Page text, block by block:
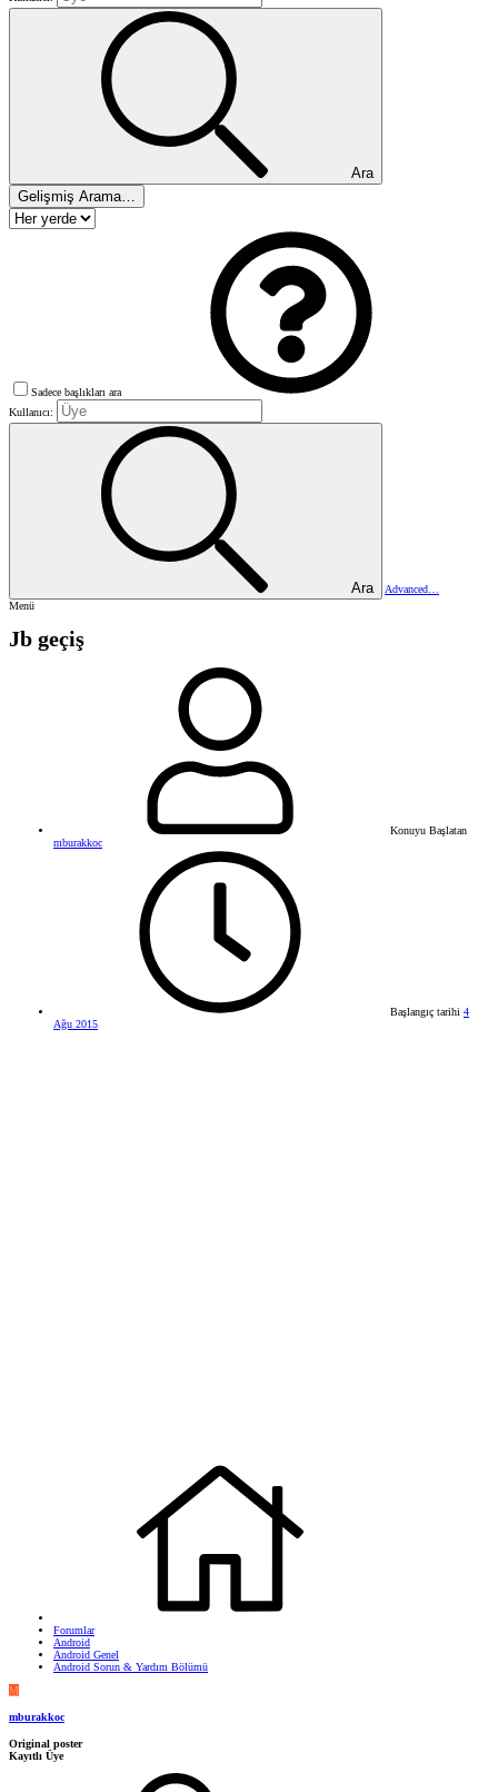
Ara
Gelişmiş Arama…
Sadece başlıkları ara
Kullanıcı:
Ara
Advanced…
Menü
Jb geçiş
Konuyu Başlatan
mburakkoc
Başlangıç tarihi 4
Ağu 2015
Forumlar
Android
Android Genel
Android Sorun & Yardım Bölümü
M
mburakkoc
Original poster
Kayıtlı Üye